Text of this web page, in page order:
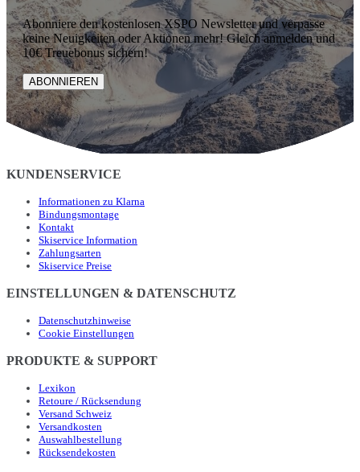
Abonniere den kostenlosen XSPO Newsletter und verpasse
keine Neuigkeiten oder Aktionen mehr! Gleich anmelden und
10€ Treuebonus sichern!
ABONNIEREN
KUNDENSERVICE
Informationen zu Klarna
Bindungsmontage
Kontakt
Skiservice Information
Zahlungsarten
Skiservice Preise
EINSTELLUNGEN & DATENSCHUTZ
Datenschutzhinweise
Cookie Einstellungen
PRODUKTE & SUPPORT
Lexikon
Retoure / Rücksendung
Versand Schweiz
Versandkosten
Auswahlbestellung
Rücksendekosten